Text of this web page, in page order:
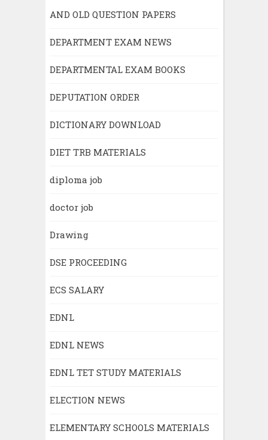
AND OLD QUESTION PAPERS
DEPARTMENT EXAM NEWS
DEPARTMENTAL EXAM BOOKS
DEPUTATION ORDER
DICTIONARY DOWNLOAD
DIET TRB MATERIALS
diploma job
doctor job
Drawing
DSE PROCEEDING
ECS SALARY
EDNL
EDNL NEWS
EDNL TET STUDY MATERIALS
ELECTION NEWS
ELEMENTARY SCHOOLS MATERIALS